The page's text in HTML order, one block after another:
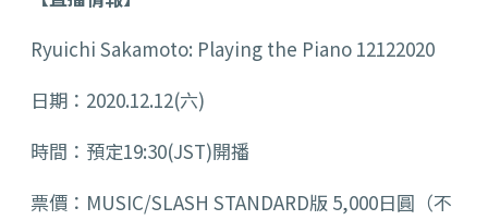
Ryuichi Sakamoto: Playing the Piano 12122020
日期：2020.12.12(六)
時間：預定19:30(JST)開播
票價：MUSIC/SLASH STANDARD版 5,000日圓（不